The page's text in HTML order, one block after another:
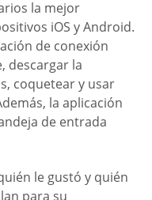
la mejor
iOS y Android.
de conexión
descargar la
coquetear y usar
la aplicación
de entrada
le gustó y quién
para su